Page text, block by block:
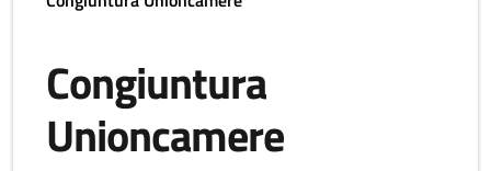
Congiuntura
Unioncamere